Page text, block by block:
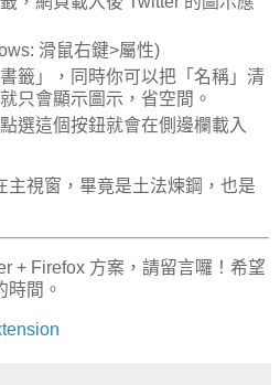
滑鼠右鍵>屬性)
籤」，同時你可以把「名稱」清
只會顯示圖示，省空間。
選這個按鈕就會在側邊欄載入
主視窗，畢竟是土法煉鋼，也是
+ Firefox 方案，請留言囉！希望
時間。